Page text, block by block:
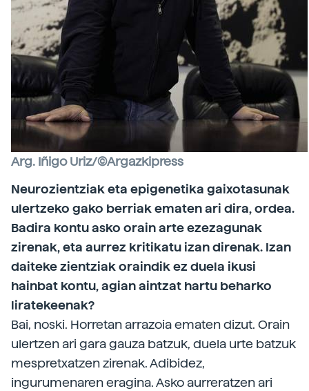
Arg. Iñigo Uriz/©Argazkipress
Neurozientziak eta epigenetika gaixotasunak
ulertzeko gako berriak ematen ari dira, ordea.
Badira kontu asko orain arte ezezagunak
zirenak, eta aurrez kritikatu izan direnak. Izan
daiteke zientziak oraindik ez duela ikusi
hainbat kontu, agian aintzat hartu beharko
liratekeenak?
Bai, noski. Horretan arrazoia ematen dizut. Orain
ulertzen ari gara gauza batzuk, duela urte batzuk
mespretxatzen zirenak. Adibidez,
ingurumenaren eragina. Asko aurreratzen ari